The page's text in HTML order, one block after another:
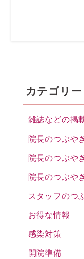
カテゴリー
雑誌などの掲
院長のつぶや
院長のつぶや
院長のつぶや
スタッフのつ
お得な情報
感染対策
開院準備